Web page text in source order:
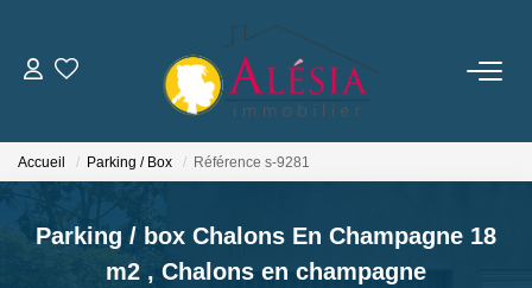
ACHETER
BIENS VENDUS / LOUÉS
Accueil Parking / Box Référence s-9281
Parking / box Chalons En Champagne 18
m2 , Chalons en champagne